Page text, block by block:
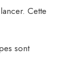
Cette
sont